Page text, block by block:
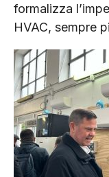
formalizza
HVAC, sempre